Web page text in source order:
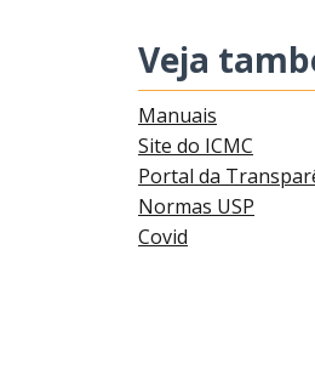
Veja
Manuais
Site do ICMC
Portal da
Normas USP
Covid